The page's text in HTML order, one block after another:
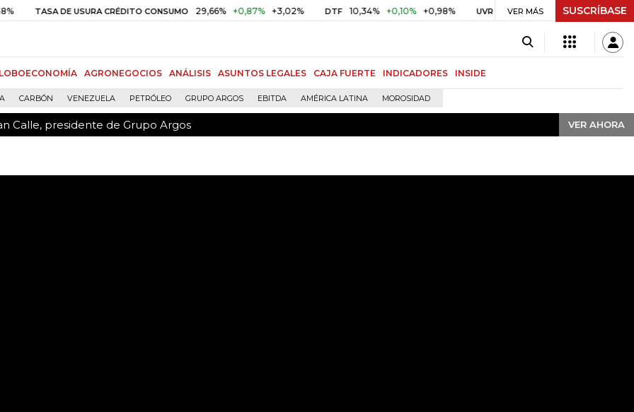
USURA CRÉDITO CONSUMO 29,66% +0,87% +3,02% DTF 10,34% +0,10% +0,98% UVR $ 416,86 +$ 0,05 +0,01% BITCOIN US$
VER MÁS SUSCRÍBASE
AGRONEGOCIOS ANÁLISIS ASUNTOS LEGALES CAJA FUERTE INDICADORES INSIDE
CARBÓN VENEZUELA PETRÓLEO GRUPO ARGOS EBITDA AMÉRICA LATINA MOROSIDAD
Calle, presidente de Grupo Argos VER AHORA
Calle, presidente de Grupo Argos VER AHORA